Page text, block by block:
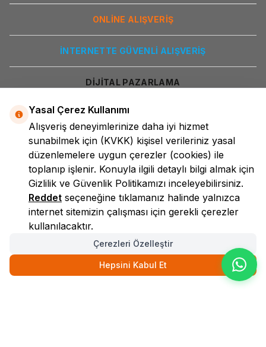
ONLİNE ALIŞVERİŞ
İNTERNETTE GÜVENLİ ALIŞVERİŞ
DİJİTAL PAZARLAMA
LokmanAVM
Yasal Çerez Kullanımı
Alışveriş deneyimlerinize daha iyi hizmet
sunabilmek için (KVKK) kişisel verileriniz yasal
düzenlemelere uygun çerezler (cookies) ile
toplanıp işlenir. Konuyla ilgili detaylı bilgi almak için
Gizlilik ve Güvenlik Politikamızı inceleyebilirsiniz.
Reddet seçeneğine tıklamanız halinde yalnızca
internet sitemizin çalışması için gerekli çerezler
kullanılacaktır.
Çerezleri Özelleştir
Hepsini Kabul Et